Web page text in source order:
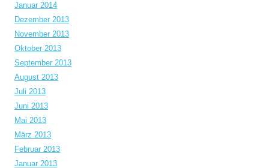
Januar 2014
Dezember 2013
November 2013
Oktober 2013
September 2013
August 2013
Juli 2013
Juni 2013
Mai 2013
März 2013
Februar 2013
Januar 2013